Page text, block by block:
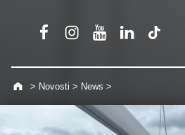
> Novosti > News >